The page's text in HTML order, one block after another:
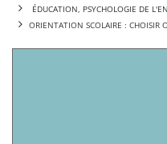
ÉDUCATION, PSYCHOLOGIE DE
ORIENTATION SCOLAIRE : CHOISIR